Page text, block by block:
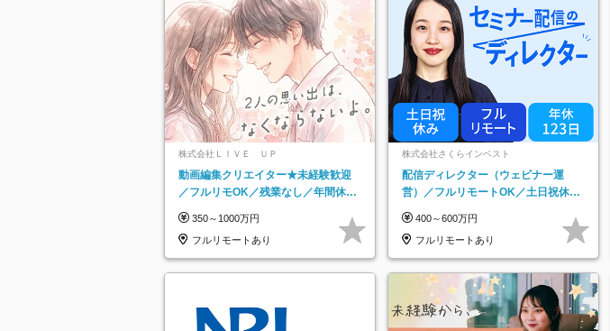
株式会社ＬＩＶＥ ＵＰ
動画編集クリエイター★未経験歓迎
／フルリモOK／残業なし／年間休日
実で安心
350～1000万円
フルリモートあり
株式会社さくらインベスト
配信ディレクター（ウェビナー運
営）／フルリモートOK／土日祝休み
400～600万円
フルリモートあり